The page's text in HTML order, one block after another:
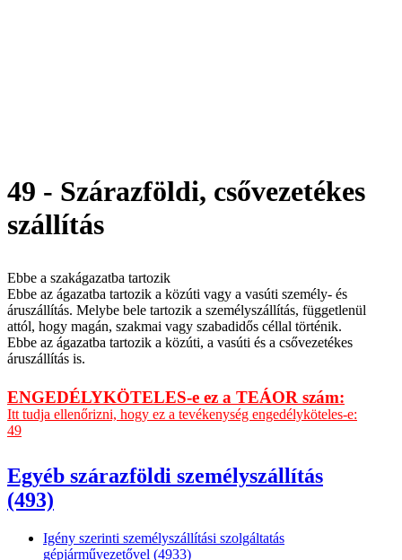
49 - Szárazföldi, csővezetékes
szállítás
Ebbe a szakágazatba tartozik
Ebbe az ágazatba tartozik a közúti vagy a vasúti személy- és
áruszállítás. Melybe bele tartozik a személyszállítás, függetlenül
attól, hogy magán, szakmai vagy szabadidős céllal történik.
Ebbe az ágazatba tartozik a közúti, a vasúti és a csővezetékes
áruszállítás is.
ENGEDÉLYKÖTELES-e ez a TEÁOR szám:
Itt tudja ellenőrizni, hogy ez a tevékenység engedélyköteles-e:
49
Egyéb szárazföldi személyszállítás
(493)
Igény szerinti személyszállítási szolgáltatás
gépjárművezetővel (4933)